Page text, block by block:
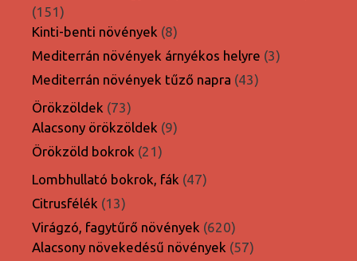
151151
termék
Kinti-benti növények 88
termék
Mediterrán növények árnyékos helyre 33
Mediterrán növények tűző napra 4343
Örökzöldek 7373
termék
Alacsony örökzöldek 99
Örökzöld bokrok 2121
termék
Lombhullató bokrok, fák 4747
Citrusfélék 1313
termék
Virágzó, fagytűrő növények 620620
termék
Alacsony növekedésű növények 5757